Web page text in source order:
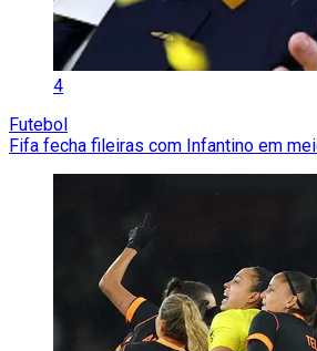
4
Futebol
Fifa fecha fileiras com Infantino em